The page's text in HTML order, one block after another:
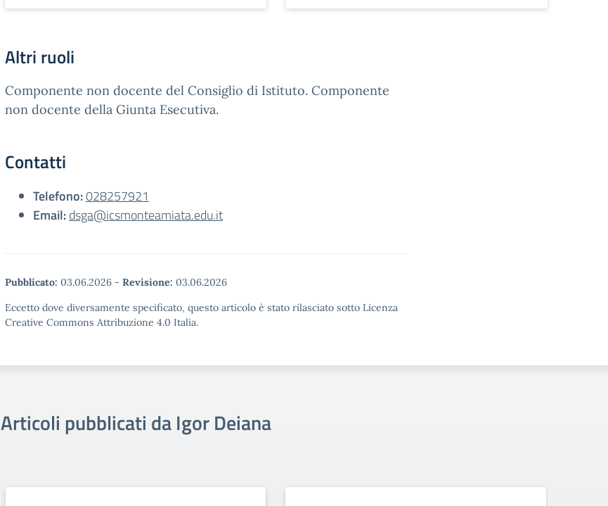
Altri ruoli
Componente non docente del Consiglio di Istituto. Componente
non docente della Giunta Esecutiva.
Contatti
Telefono:028257921
Email:dsga@icsmonteamiata.edu.it
Pubblicato: 03.06.2026 - Revisione: 03.06.2026
Eccetto dove diversamente specificato, questo articolo è stato rilasciato sotto Licenza
Creative Commons Attribuzione 4.0 Italia.
Articoli pubblicati da Igor Deiana